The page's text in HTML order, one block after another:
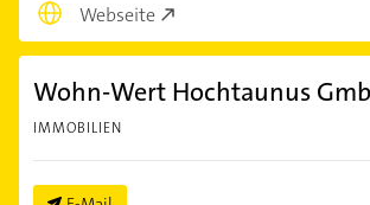
Webseite
Wohn-Wert Hochtaunus
IMMOBILIEN